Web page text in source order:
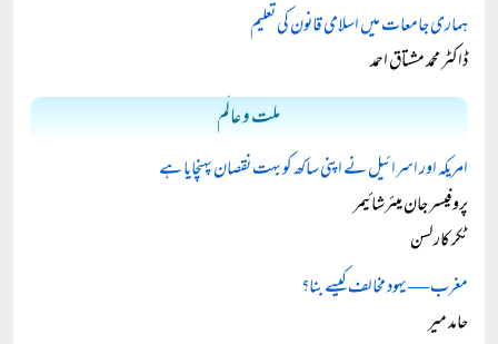
ہماری جامعات میں اسلامی قانون کی تعلیم
ڈاکٹر محمد مشتاق احمد
ملت و عالَم
امریکہ اور اسرائیل نے اپنی ساکھ کو بہت نقصان پہنچایا ہے
پروفیسر جان میئرشائیمر
ٹکر کارلسن
مغرب — یہود مخالف کیسے بنا؟
حامد میر